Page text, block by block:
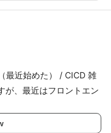
近始めた） / CICD 雑
が、最近はフロントエン